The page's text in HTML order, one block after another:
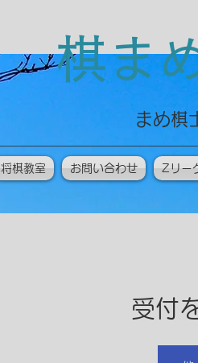
棋ま
まめ棋
将棋教室 お問い合わせ Zリー
受付